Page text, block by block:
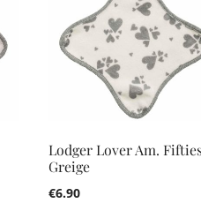
Lodger Lover Am.
Greige
€6.90